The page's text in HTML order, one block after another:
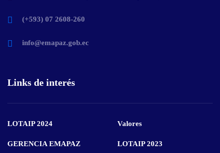
(+593) 07 2608-260
info@emapaz.gob.ec
Links de interés
LOTAIP 2024 Valores
GERENCIA EMAPAZ LOTAIP 2023